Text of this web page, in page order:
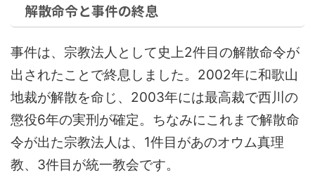
解散命令と事件の終息
事件は、宗教法人として史上2件目の解散命令が
出されたことで終息しました。2002年に和歌山
地裁が解散を命じ、2003年には最高裁で西川の
懲役6年の実刑が確定。ちなみにこれまで解散命
令が出た宗教法人は、1件目があのオウム真理
教、3件目が統一教会です。